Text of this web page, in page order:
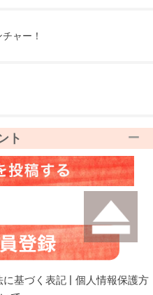
ャー！
ト
に基づく表記 | 個人情報保護方